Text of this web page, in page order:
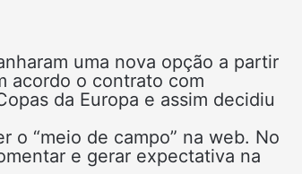
uma nova opção a partir
acordo o contrato com
da Europa e assim decidiu
o “meio de campo” na web. No
e gerar expectativa na